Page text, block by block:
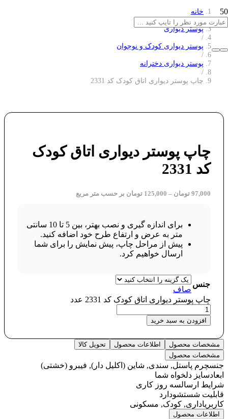
خانه
/
پوستر دیواری
/
پوستر دیواری کودک و نوجوان
/
پوستر دیواری دخترانه
/
چاپ پوستر دیواری اتاق کودک کد 2331
چاپ پوستر دیواری اتاق کودک
کد 2331
97,000 تومان –
125,000 تومان بر حسب متر مربع
برای اندازه گیری و نصب بهتر، بین 5 تا 10 سانتی
متر به عرض و ارتفاع طرح خود اضافه کنید.
پیش از مراحل چاپ، پیش نمایش را برای شما
ارسال خواهیم کرد.
جنس
صاف
چاپ پوستر دیواری اتاق کودک کد 2331 عدد
افزودن به سبد خرید
مشخصات محصول اطلاعات محصول
تحویل کالا
مشخصات محصول
جنسچرم پاستل, سندی, شاین (اکلیل دار), فیبرو (خشتی)
ابعادسایز دلخواه شما
شرایط ارسالسه روز کاری
قابلیت شستشودارد
کاربریاداری, کودک, مسکونی
اطلاعات محصول